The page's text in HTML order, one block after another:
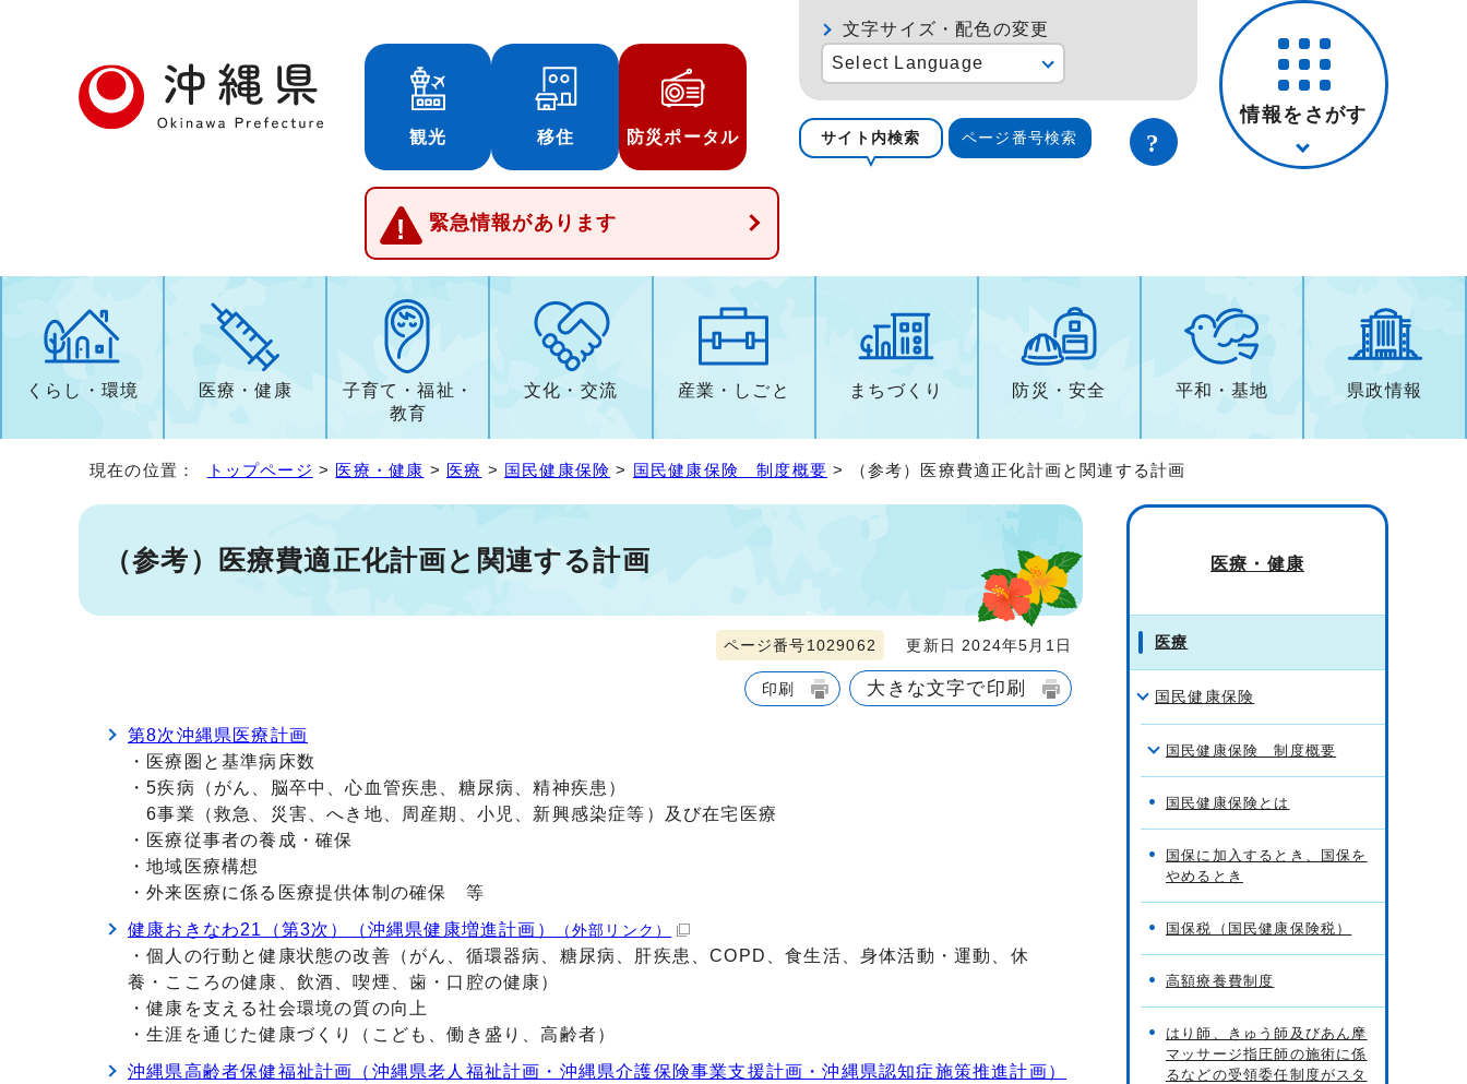
観光 移住 防災ポータル
緊急情報があります
文字サイズ・配色の変更
Select Language
サイト内検索 ページ番号検索
情報をさがす
くらし・環境 医療・健康
子育て・福祉・
教育
文化・交流 産業・しごと まちづくり 防災・安全 平和・基地 県政情報
現在の位置： トップページ > 医療・健康 > 医療 > 国民健康保険 > 国民健康保険 制度概要 > （参考）医療費適正化計画と関連する計画
（参考）医療費適正化計画と関連する計画
ページ番号1029062 更新日 2024年5月1日
印刷 大きな文字で印刷
第8次沖縄県医療計画
・医療圏と基準病床数
・5疾病（がん、脳卒中、心血管疾患、糖尿病、精神疾患）
6事業（救急、災害、へき地、周産期、小児、新興感染症等）及び在宅医療
・医療従事者の養成・確保
・地域医療構想
・外来医療に係る医療提供体制の確保 等
健康おきなわ21（第3次）（沖縄県健康増進計画）
（外部リンク）
・個人の行動と健康状態の改善（がん、循環器病、糖尿病、肝疾患、COPD、食生活、身体活動・運動、休
養・こころの健康、飲酒、喫煙、歯・口腔の健康）
・健康を支える社会環境の質の向上
・生涯を通じた健康づくり（こども、働き盛り、高齢者）
沖縄県高齢者保健福祉計画（沖縄県老人福祉計画・沖縄県介護保険事業支援計画・沖縄県認知症施策推進計画）
医療・健康
医療
国民健康保険
国民健康保険 制度概要
国民健康保険とは
国保に加入するとき、国保を
やめるとき
国保税（国民健康保険税）
高額療養費制度
はり師、きゅう師及びあん摩
マッサージ指圧師の施術に係
るなどの受領委任制度がスタ